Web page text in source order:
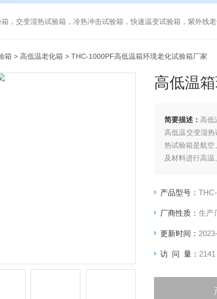
变湿热试验箱，冷热冲击试验箱，快速温变试验箱，紫外线老化试验箱，步入
箱 > 高低温老化箱 > THC-1000PF高低温箱环境老化试验箱厂家
高低温
简要描述： 高低
高低温交变湿
热试验箱是航空
及材料进行高温
产品型号：
厂商性质： 生产
更新时间：
访 问 量： 2141